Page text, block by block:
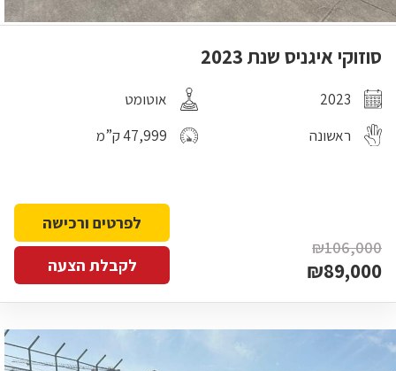
סוזוקי איגניס שנת 2023
2023
אוטומט
ראשונה
47,999 ק”מ
₪106,000
₪89,000
לפרטים ורכישה
לקבלת הצעה